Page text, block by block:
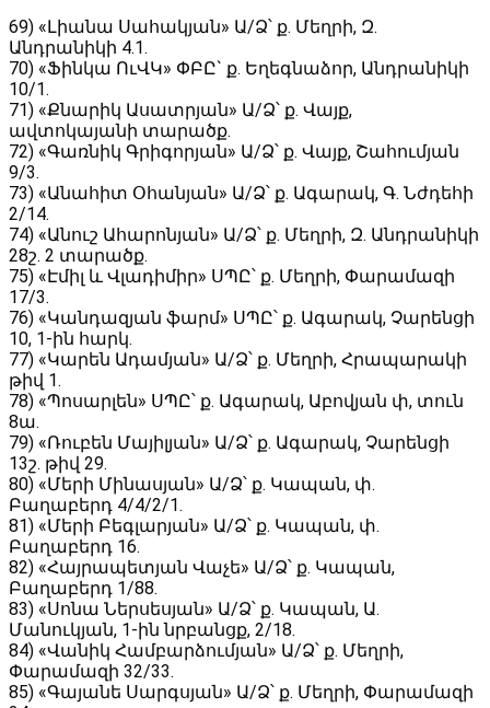
69) «Լիանա Սահակյան» Ա/Ձ՝ ք. Մեղրի, Զ.
Անդրանիկի 4.1.
70) «Ֆինկա ՈւՎԿ» ՓԲԸ` ք. Եղեգնաձոր, Անդրանիկի
10/1.
71) «Քնարիկ Ասատրյան» Ա/Ձ՝ ք. Վայք,
ավտոկայանի տարածք.
72) «Գառնիկ Գրիգորյան» Ա/Ձ՝ ք. Վայք, Շահումյան
9/3.
73) «Անահիտ Օհանյան» Ա/Ձ՝ ք. Ագարակ, Գ. Նժդեհի
2/14.
74) «Անուշ Ահարոնյան» Ա/Ձ՝ ք. Մեղրի, Զ. Անդրանիկի
28շ. 2 տարածք.
75) «Էմիլ և Վլադիմիր» ՍՊԸ՝ ք. Մեղրի, Փարամազի
17/3.
76) «Կանդազյան ֆարմ» ՍՊԸ՝ ք. Ագարակ, Չարենցի
10, 1-ին հարկ.
77) «Կարեն Ադամյան» Ա/Ձ՝ ք. Մեղրի, Հրապարակի
թիվ 1.
78) «Պոսարլեն» ՍՊԸ՝ ք. Ագարակ, Աբովյան փ, տուն
8ա.
79) «Ռուբեն Մայիլյան» Ա/Ձ՝ ք. Ագարակ, Չարենցի
13շ. թիվ 29.
80) «Մերի Մինասյան» Ա/Ձ՝ ք. Կապան, փ.
Բաղաբերդ 4/4/2/1.
81) «Մերի Բեգլարյան» Ա/Ձ՝ ք. Կապան, փ.
Բաղաբերդ 16.
82) «Հայրապետյան Վաչե» Ա/Ձ՝ ք. Կապան,
Բաղաբերդ 1/88.
83) «Սոնա Ներսեսյան» Ա/Ձ՝ ք. Կապան, Ա.
Մանուկյան, 1-ին նրբանցք, 2/18.
84) «Վանիկ Համբարձումյան» Ա/Ձ՝ ք. Մեղրի,
Փարամազի 32/33.
85) «Գայանե Սարգսյան» Ա/Ձ՝ ք. Մեղրի, Փարամազի